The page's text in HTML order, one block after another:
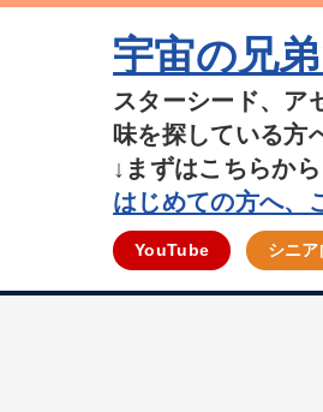
宇宙の兄
スターシード、ア
味を探している方
↓まずはこちらから
はじめての方へ、
YouTube シニ